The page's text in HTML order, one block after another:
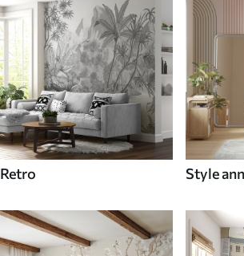
Retro Style